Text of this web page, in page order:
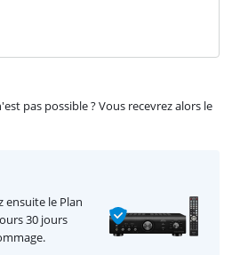
pas possible ? Vous recevrez alors le
le Plan
30 jours